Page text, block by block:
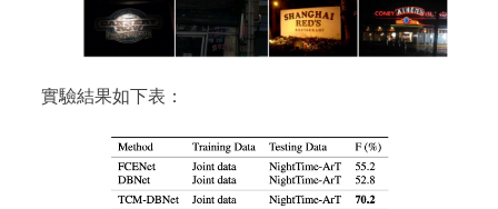
實驗結果如下表：